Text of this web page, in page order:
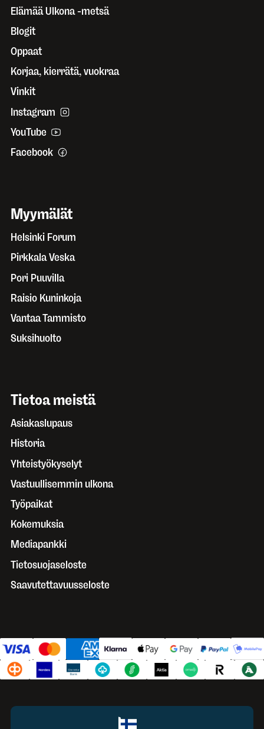
Elämää Ulkona -metsä
Blogit
Oppaat
Korjaa, kierrätä, vuokraa
Vinkit
Instagram
YouTube
Facebook
Myymälät
Helsinki Forum
Pirkkala Veska
Pori Puuvilla
Raisio Kuninkoja
Vantaa Tammisto
Suksihuolto
Tietoa meistä
Asiakaslupaus
Historia
Yhteistyökyselyt
Vastuullisemmin ulkona
Työpaikat
Kokemuksia
Mediapankki
Tietosuojaseloste
Saavutettavuusseloste